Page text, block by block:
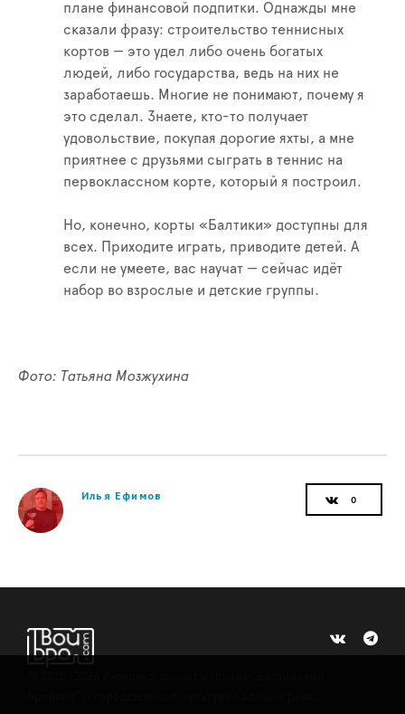
плане финансовой подпитки. Однажды мне
сказали фразу: строительство теннисных
кортов — это удел либо очень богатых
людей, либо государства, ведь на них не
заработаешь. Многие не понимают, почему я
это сделал. Знаете, кто-то получает
удовольствие, покупая дорогие яхты, а мне
приятнее с друзьями сыграть в теннис на
первоклассном корте, который я построил.
Но, конечно, корты «Балтики» доступны для
всех. Приходите играть, приводите детей. А
если не умеете, вас научат — сейчас идёт
набор во взрослые и детские группы.
Фото: Татьяна Мозжухина
Илья Ефимов